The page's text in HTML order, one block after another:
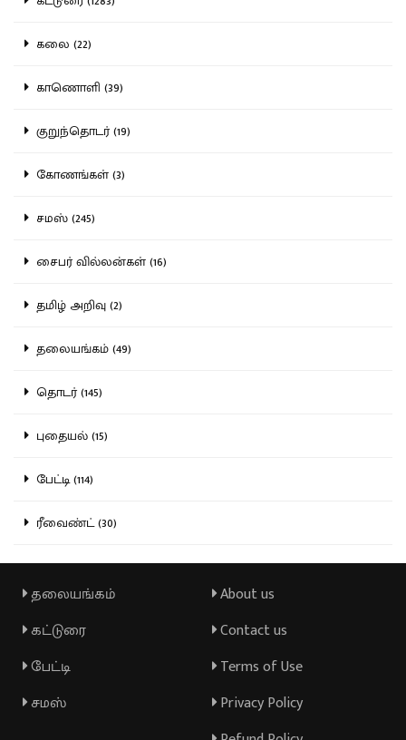
கலை (22)
காணொளி (39)
குறுந்தொடர் (19)
கோணங்கள் (3)
சமஸ் (245)
சைபர் வில்லன்கள் (16)
தமிழ் அறிவு (2)
தலையங்கம் (49)
தொடர் (145)
புதையல் (15)
பேட்டி (114)
ரீவைண்ட் (30)
தலையங்கம்
கட்டுரை
பேட்டி
சமஸ்
About us
Contact us
Terms of Use
Privacy Policy